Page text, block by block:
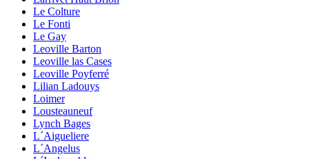
Le Colture
Le Fonti
Le Gay
Leoville Barton
Leoville las Cases
Leoville Poyferré
Lilian Ladouys
Loimer
Lousteauneuf
Lynch Bages
L´Aigueliere
L´Angelus